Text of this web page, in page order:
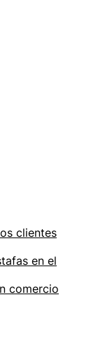
clientes
en el
comercio